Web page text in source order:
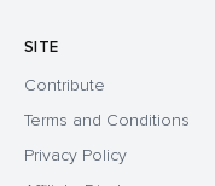
SITE
Contribute
Terms and Conditions
Privacy Policy